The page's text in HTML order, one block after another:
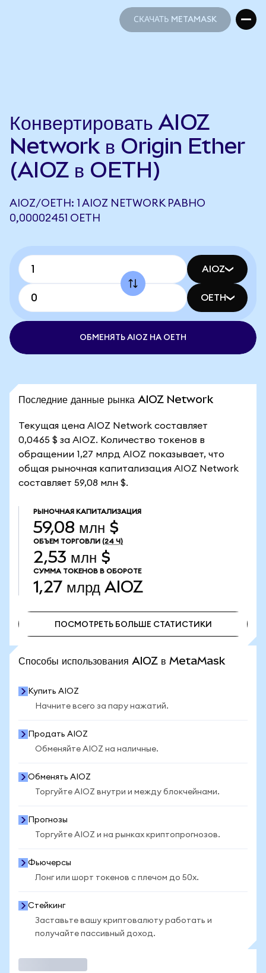
СКАЧАТЬ METAMASK
Конвертировать AIOZ
Network в Origin Ether
(AIOZ в OETH)
AIOZ/OETH: 1 AIOZ NETWORK РАВНО
0,00002451 OETH
AIOZ
OETH
ОБМЕНЯТЬ AIOZ НА OETH
Последние данные рынка AIOZ Network
Текущая цена AIOZ Network составляет
0,0465 $ за AIOZ. Количество токенов в
обращении 1,27 млрд AIOZ показывает, что
общая рыночная капитализация AIOZ Network
составляет 59,08 млн $.
РЫНОЧНАЯ КАПИТАЛИЗАЦИЯ
59,08 млн $
ОБЪЕМ ТОРГОВЛИ (24 Ч)
2,53 млн $
СУММА ТОКЕНОВ В ОБОРОТЕ
1,27 млрд AIOZ
ПОСМОТРЕТЬ БОЛЬШЕ СТАТИСТИКИ
Способы использования AIOZ в MetaMask
Купить AIOZ
Начните всего за пару нажатий.
Продать AIOZ
Обменяйте AIOZ на наличные.
Обменять AIOZ
Торгуйте AIOZ внутри и между блокчейнами.
Прогнозы
Торгуйте AIOZ и на рынках криптопрогнозов.
Фьючерсы
Лонг или шорт токенов с плечом до 50x.
Стейкинг
Заставьте вашу криптовалюту работать и
получайте пассивный доход.